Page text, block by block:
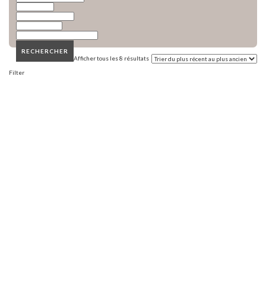
​RECHERCHER
Afficher tous les 8 résultats
Filter